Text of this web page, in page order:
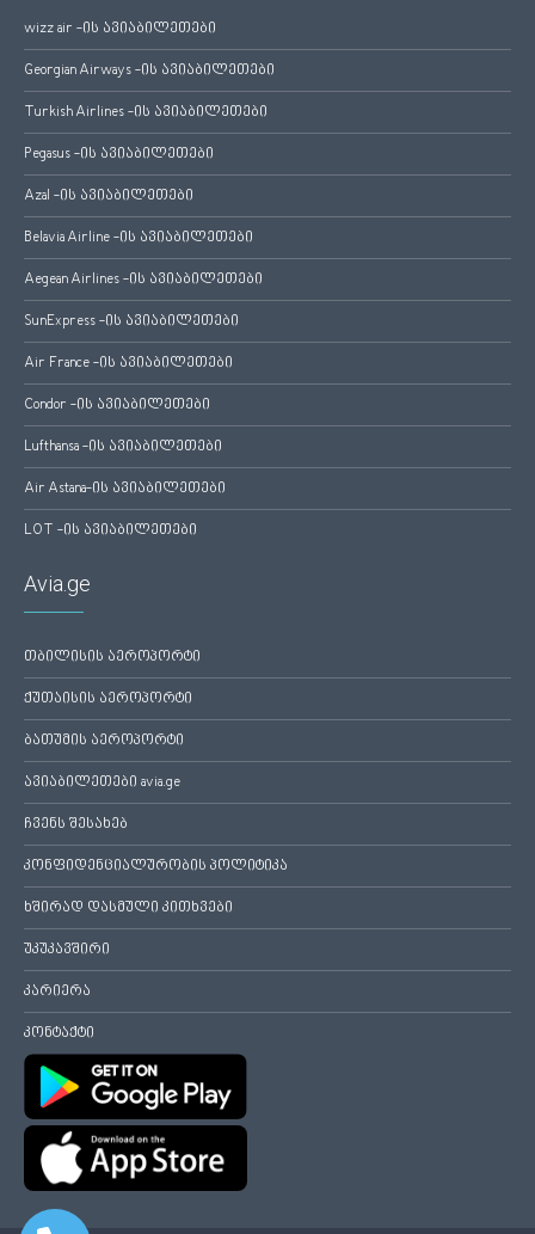
wizz air -ის ავიაბილეთები
Georgian Airways -ის ავიაბილეთები
Turkish Airlines -ის ავიაბილეთები
Pegasus -ის ავიაბილეთები
Azal -ის ავიაბილეთები
Belavia Airline -ის ავიაბილეთები
Aegean Airlines -ის ავიაბილეთები
SunExpress -ის ავიაბილეთები
Air France -ის ავიაბილეთები
Condor -ის ავიაბილეთები
Lufthansa -ის ავიაბილეთები
Air Astana-ის ავიაბილეთები
LOT -ის ავიაბილეთები
Avia.ge
თბილისის აეროპორტი
ქუთაისის აეროპორტი
ბათუმის აეროპორტი
ავიაბილეთები avia.ge
ჩვენს შესახებ
კონფიდენციალურობის პოლიტიკა
ხშირად დასმული კითხვები
უკუკავშირი
კარიერა
კონტაქტი